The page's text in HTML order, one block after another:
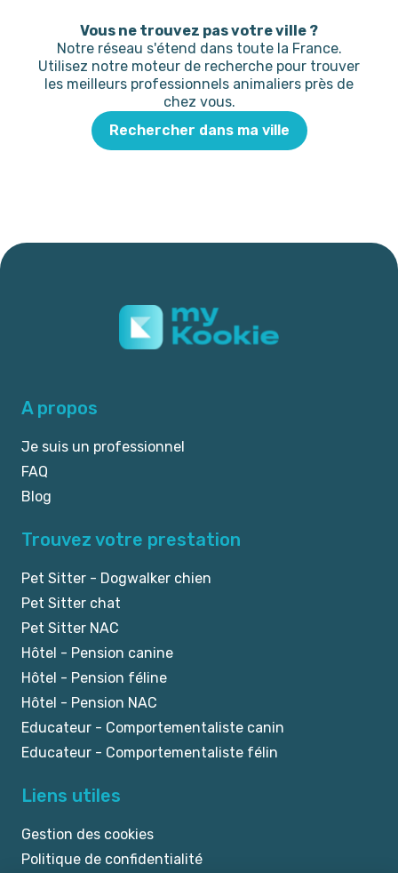
Vous ne trouvez pas votre ville ?
Notre réseau s'étend dans toute la France.
Utilisez notre moteur de recherche pour trouver
les meilleurs professionnels animaliers près de
chez vous.
Rechercher dans ma ville
A propos
Je suis un professionnel
FAQ
Blog
Trouvez votre prestation
Pet Sitter - Dogwalker chien
Pet Sitter chat
Pet Sitter NAC
Hôtel - Pension canine
Hôtel - Pension féline
Hôtel - Pension NAC
Educateur - Comportementaliste canin
Educateur - Comportementaliste félin
Liens utiles
Gestion des cookies
Politique de confidentialité